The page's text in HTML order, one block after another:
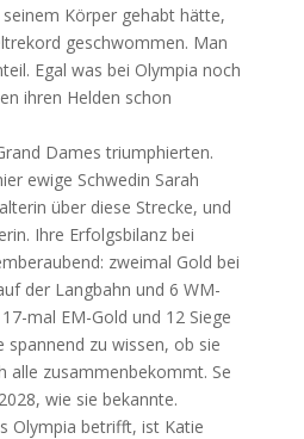
Körper gehabt hätte,
geschwommen. Man
Egal was bei Olympia noch
ihren Helden schon
Dames triumphierten.
ewige Schwedin Sarah
über diese Strecke, und
Ihre Erfolgsbilanz bei
zweimal Gold bei
der Langbahn und 6 WM-
mal EM-Gold und 12 Siege
spannend zu wissen, ob sie
alle zusammenbekommt. Se
wie sie bekannte.
Olympia betrifft, ist Katie